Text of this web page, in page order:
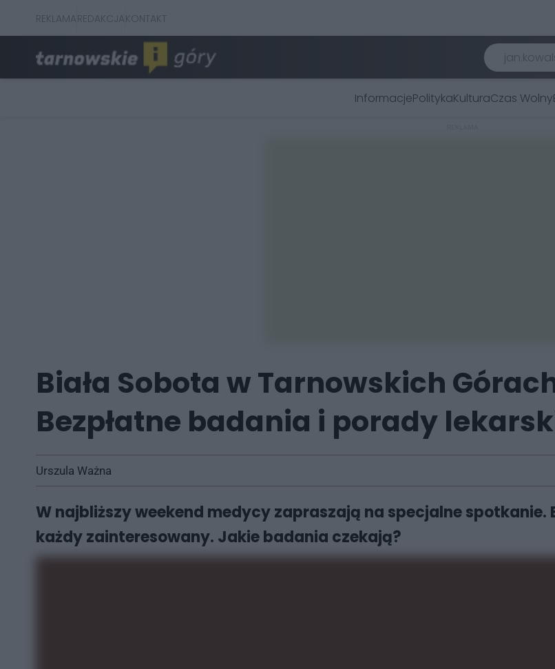
REKLAMAREDAKCJAKONTAKT
InformacjePolitykaKulturaCzas Wolny
Biała Sobota w Tarnowskich
Bezpłatne badania i porady
Urszula Ważna
W najbliższy weekend medycy zapraszają na specjalne spotkanie.
każdy zainteresowany. Jakie badania czekają?